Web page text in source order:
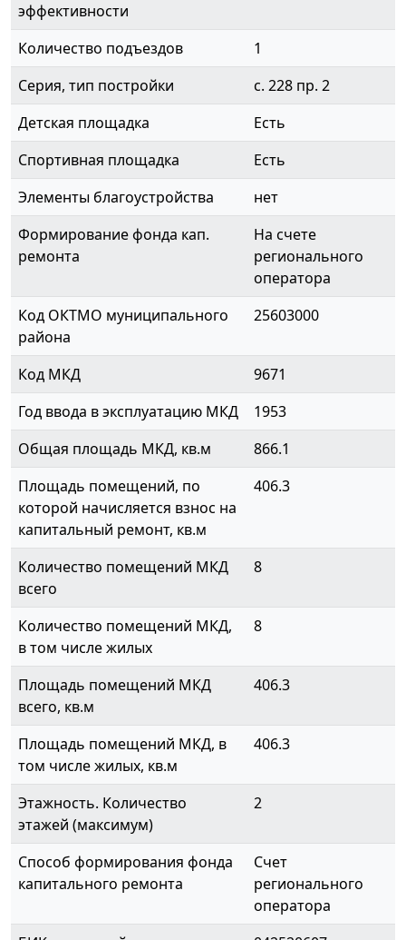
эффективности
Количество подъездов
1
Серия, тип постройки
с. 228 пр. 2
Детская площадка
Есть
Спортивная площадка
Есть
Элементы благоустройства
нет
Формирование фонда кап.
ремонта
На счете
регионального
оператора
Код ОКТМО муниципального
района
25603000
Код МКД
9671
Год ввода в эксплуатацию МКД
1953
Общая площадь МКД, кв.м
866.1
Площадь помещений, по
которой начисляется взнос на
капитальный ремонт, кв.м
406.3
Количество помещений МКД
всего
8
Количество помещений МКД,
в том числе жилых
8
Площадь помещений МКД
всего, кв.м
406.3
Площадь помещений МКД, в
том числе жилых, кв.м
406.3
Этажность. Количество
этажей (максимум)
2
Способ формирования фонда
капитального ремонта
Счет
регионального
оператора